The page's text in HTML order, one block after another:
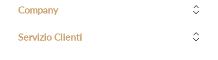
Company
Servizio Clienti